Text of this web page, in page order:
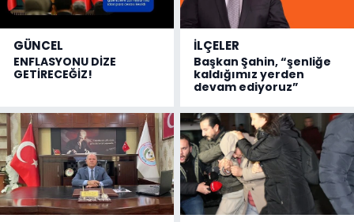
GÜNCEL
ENFLASYONU DİZE
GETİRECEĞİZ!
İLÇELER
Başkan Şahin, “şenliğe
kaldığımız yerden
devam ediyoruz”